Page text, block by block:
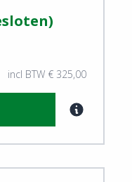
incl BTW € 325,00